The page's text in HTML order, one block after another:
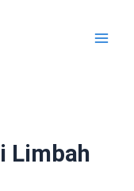
Limbah